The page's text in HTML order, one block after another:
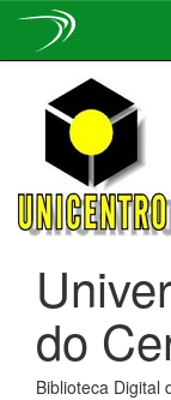
navigation
do
Biblioteca Digital